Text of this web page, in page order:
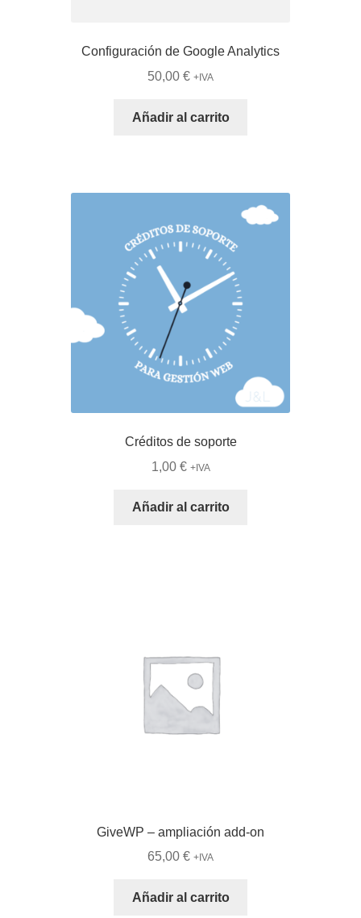
Configuración de Google Analytics
50,00 € +IVA
Añadir al carrito
Créditos de soporte
1,00 € +IVA
Añadir al carrito
GiveWP – ampliación add-on
65,00 € +IVA
Añadir al carrito